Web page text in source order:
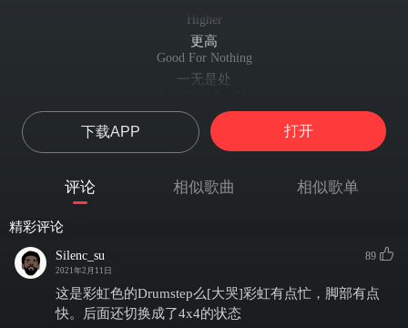
Higher
更高
Good For Nothing
一无是处
咕咕 一无是处
Good For Nothing
一无是处
我不需要你在我身边
I Don't Need You By My Side
我不需要你在我身边
下载APP 打开
评论 相似歌曲 相似歌单
精彩评论
Silenc_su
2021年2月11日
89
这是彩虹色的Drumstep么[大哭]彩虹有点忙，脚部有点
快。后面还切换成了4x4的状态